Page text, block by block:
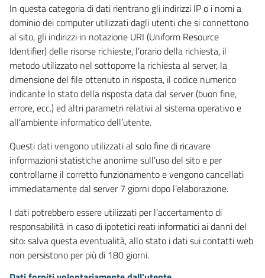
In questa categoria di dati rientrano gli indirizzi IP o i nomi a
dominio dei computer utilizzati dagli utenti che si connettono
al sito, gli indirizzi in notazione URI (Uniform Resource
Identifier) delle risorse richieste, l’orario della richiesta, il
metodo utilizzato nel sottoporre la richiesta al server, la
dimensione del file ottenuto in risposta, il codice numerico
indicante lo stato della risposta data dal server (buon fine,
errore, ecc.) ed altri parametri relativi al sistema operativo e
all’ambiente informatico dell’utente.
Questi dati vengono utilizzati al solo fine di ricavare
informazioni statistiche anonime sull’uso del sito e per
controllarne il corretto funzionamento e vengono cancellati
immediatamente dal server 7 giorni dopo l’elaborazione.
I dati potrebbero essere utilizzati per l’accertamento di
responsabilità in caso di ipotetici reati informatici ai danni del
sito: salva questa eventualità, allo stato i dati sui contatti web
non persistono per più di 180 giorni.